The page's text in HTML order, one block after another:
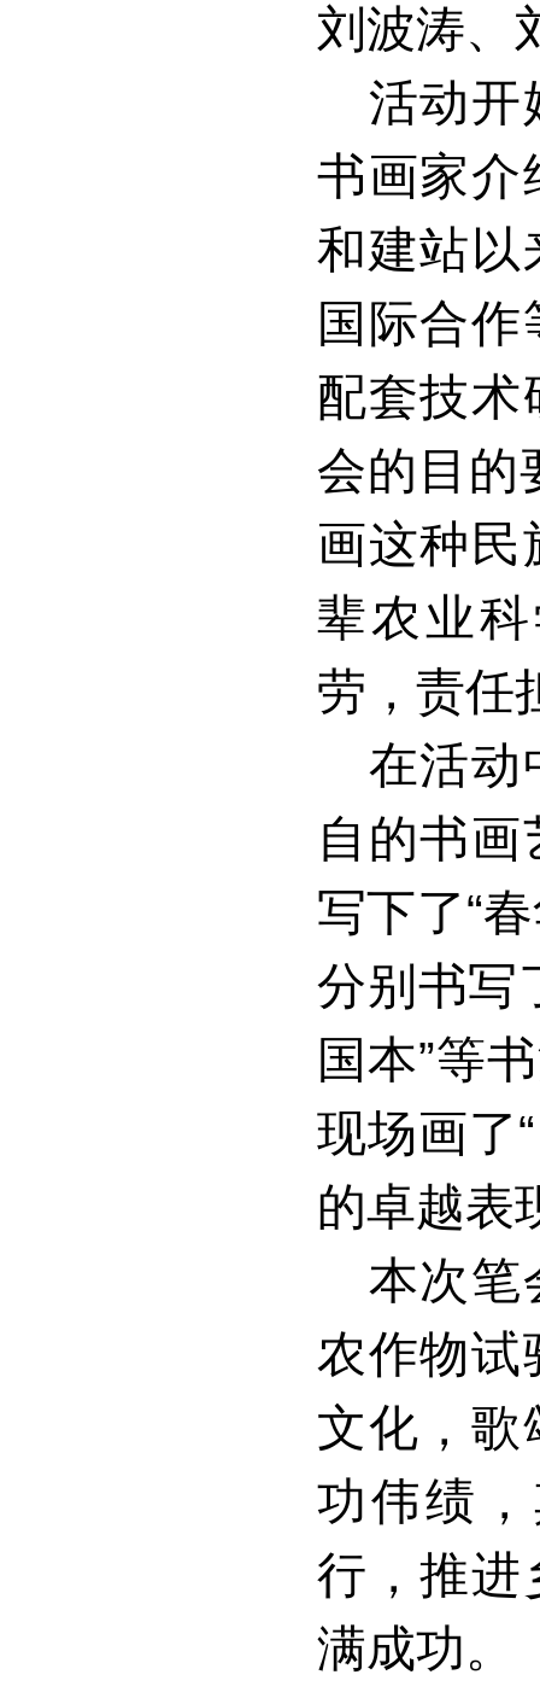
刘波涛、
活动开
书画家介
和建站以
国际合
配套技术
会的目的
画这种民
辈农业
劳，责任
在活动
自的书
写下了“
分别书写
国本”等
现场画了
的卓越表
本次笔
农作物试
文化，歌
功伟绩
行，推进
满成功。